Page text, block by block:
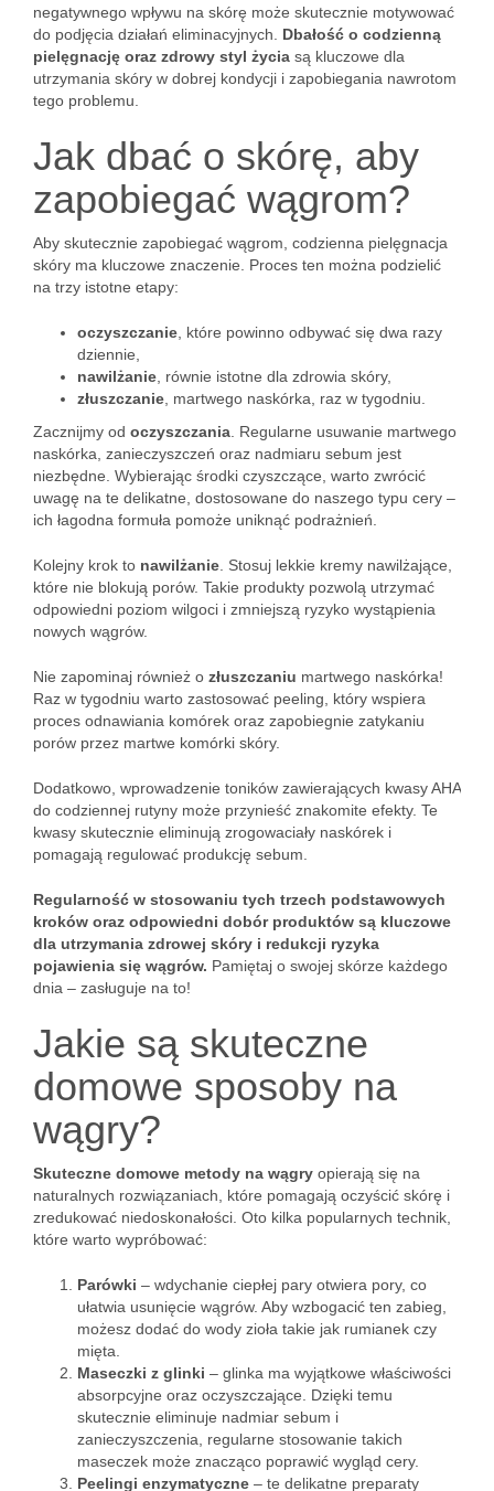
negatywnego wpływu na skórę może skutecznie motywować
do podjęcia działań eliminacyjnych. Dbałość o codzienną
pielęgnację oraz zdrowy styl życia są kluczowe dla
utrzymania skóry w dobrej kondycji i zapobiegania nawrotom
tego problemu.
Jak dbać o skórę, aby
zapobiegać wągrom?
Aby skutecznie zapobiegać wągrom, codzienna pielęgnacja
skóry ma kluczowe znaczenie. Proces ten można podzielić
na trzy istotne etapy:
oczyszczanie , które powinno odbywać się dwa razy
dziennie,
nawilżanie , równie istotne dla zdrowia skóry,
złuszczanie , martwego naskórka, raz w tygodniu.
Zacznijmy od oczyszczania . Regularne usuwanie martwego
naskórka, zanieczyszczeń oraz nadmiaru sebum jest
niezbędne. Wybierając środki czyszczące, warto zwrócić
uwagę na te delikatne, dostosowane do naszego typu cery –
ich łagodna formuła pomoże uniknąć podrażnień.
Kolejny krok to nawilżanie . Stosuj lekkie kremy nawilżające,
które nie blokują porów. Takie produkty pozwolą utrzymać
odpowiedni poziom wilgoci i zmniejszą ryzyko wystąpienia
nowych wągrów.
Nie zapominaj również o złuszczaniu martwego naskórka!
Raz w tygodniu warto zastosować peeling, który wspiera
proces odnawiania komórek oraz zapobiegnie zatykaniu
porów przez martwe komórki skóry.
Dodatkowo, wprowadzenie toników zawierających kwasy AHA
do codziennej rutyny może przynieść znakomite efekty. Te
kwasy skutecznie eliminują zrogowaciały naskórek i
pomagają regulować produkcję sebum.
Regularność w stosowaniu tych trzech podstawowych
kroków oraz odpowiedni dobór produktów są kluczowe
dla utrzymania zdrowej skóry i redukcji ryzyka
pojawienia się wągrów. Pamiętaj o swojej skórze każdego
dnia – zasługuje na to!
Jakie są skuteczne
domowe sposoby na
wągry?
Skuteczne domowe metody na wągry opierają się na
naturalnych rozwiązaniach, które pomagają oczyścić skórę i
zredukować niedoskonałości. Oto kilka popularnych technik,
które warto wypróbować:
Parówki – wdychanie ciepłej pary otwiera pory, co
ułatwia usunięcie wągrów. Aby wzbogacić ten zabieg,
możesz dodać do wody zioła takie jak rumianek czy
mięta.
Maseczki z glinki – glinka ma wyjątkowe właściwości
absorpcyjne oraz oczyszczające. Dzięki temu
skutecznie eliminuje nadmiar sebum i
zanieczyszczenia, regularne stosowanie takich
maseczek może znacząco poprawić wygląd cery.
Peelingi enzymatyczne – te delikatne preparaty